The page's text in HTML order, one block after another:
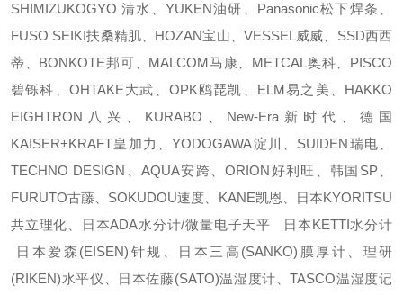
SHIMIZUKOGYO 清水、YUKEN油研、Panasonic松下焊条、
FUSO SEIKI扶桑精肌、HOZAN宝山、VESSEL威威、SSD西西
蒂、BONKOTE邦可、MALCOM马康、METCAL奥科、PISCO
碧铄科、OHTAKE大武、OPK鸥琵凯、ELM易之美、HAKKO
EIGHTRON八兴、KURABO、New-Era新时代、德国
KAISER+KRAFT皇加力、YODOGAWA淀川、SUIDEN瑞电、
TECHNO DESIGN、AQUA安跨、ORION好利旺、韩国SP、
FURUTO古藤、SOKUDOU速度、KANE凯恩、日本KYORITSU
共立理化、日本ADA水分计/微量电子天平 日本KETTI水分计
日本爱森(EISEN)针规、日本三高(SANKO)膜厚计、理研
(RIKEN)水平仪、日本佐藤(SATO)温湿度计、TASCO温湿度记